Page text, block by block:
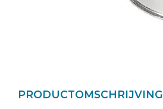
PRODUCTOMSCHRIJVING